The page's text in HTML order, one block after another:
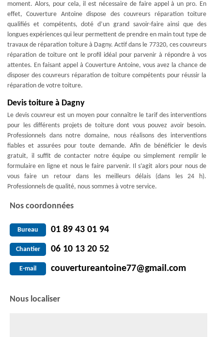
moment. Alors, pour cela, il est nécessaire de faire appel à un pro. En
effet, Couverture Antoine dispose des couvreurs réparation toiture
qualifiés et compétents, doté d’un grand savoir-faire ainsi que des
longues expériences qui leur permettent de prendre en main tout type de
travaux de réparation toiture à Dagny. Actif dans le 77320, ces couvreurs
réparation de toiture ont le profil idéal pour parvenir à répondre à vos
attentes. En faisant appel à Couverture Antoine, vous avez la chance de
disposer des couvreurs réparation de toiture compétents pour réussir la
réparation de votre toiture.
Devis toiture à Dagny
Le devis couvreur est un moyen pour connaître le tarif des interventions
pour les différents projets de toiture dont vous pouvez avoir besoin.
Professionnels dans notre domaine, nous réalisons des interventions
fiables et assurées pour toute demande. Afin de bénéficier le devis
gratuit, il suffit de contacter notre équipe ou simplement remplir le
formulaire en ligne et nous le faire parvenir. Il s’agit alors pour nous de
vous faire un retour dans les meilleurs délais (dans les 24 h).
Professionnels de qualité, nous sommes à votre service.
Nos coordonnées
Bureau 01 89 43 01 94
Chantier 06 10 13 20 52
E-mail couvertureantoine77@gmail.com
Nous localiser